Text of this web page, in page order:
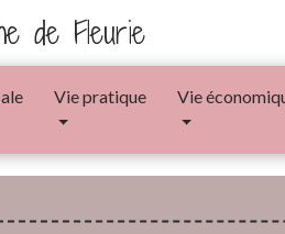
de Fleurie
Vie pratique Vie